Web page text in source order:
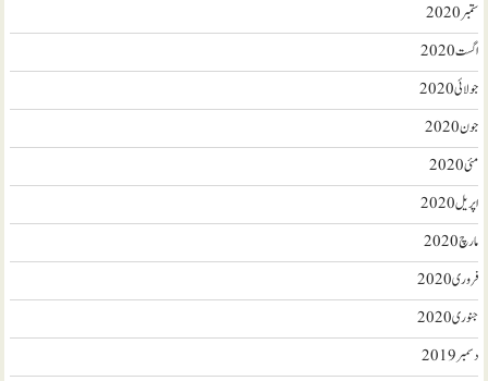
ستمبر 2020
اگست 2020
جولائی 2020
جون 2020
مئی 2020
اپریل 2020
مارچ 2020
فروری 2020
جنوری 2020
دسمبر 2019